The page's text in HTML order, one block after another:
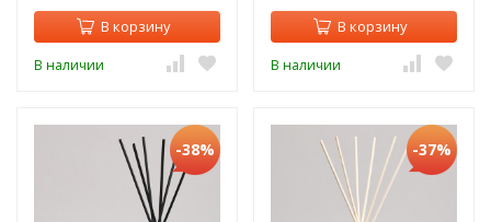
В корзину
В наличии
В корзину
В наличии
-38% -37%